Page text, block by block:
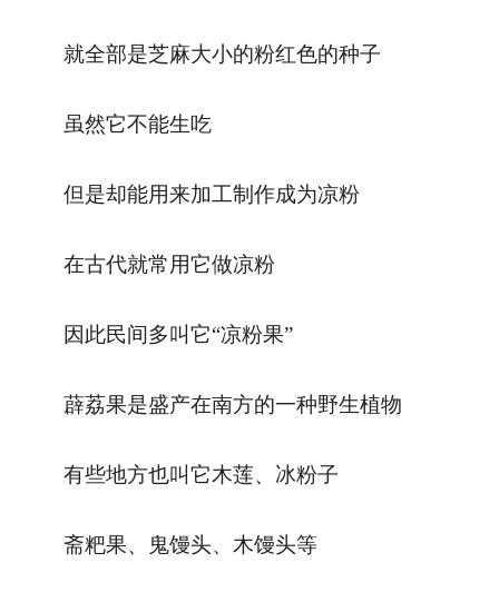
就全部是芝麻大小的粉红色的种子
虽然它不能生吃
但是却能用来加工制作成为凉粉
在古代就常用它做凉粉
因此民间多叫它“凉粉果”
薜荔果是盛产在南方的一种野生植物
有些地方也叫它木莲、冰粉子
斋粑果、鬼馒头、木馒头等